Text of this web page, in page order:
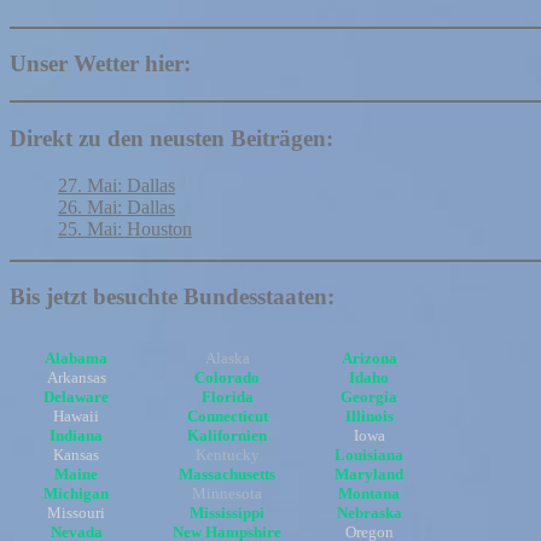
Unser Wetter hier:
Direkt zu den neusten Beiträgen:
27. Mai: Dallas
26. Mai: Dallas
25. Mai: Houston
Bis jetzt besuchte Bundesstaaten:
Alabama
Arkansas
Delaware
Hawaii
Indiana
Kansas
Maine
Michigan
Missouri
Nevada
Alaska
Colorado
Florida
Connecticut
Kalifornien
Kentucky
Massachusetts
Minnesota
Mississippi
New Hampshire
Arizona
Idaho
Georgia
Illinois
Iowa
Louisiana
Maryland
Montana
Nebraska
Oregon